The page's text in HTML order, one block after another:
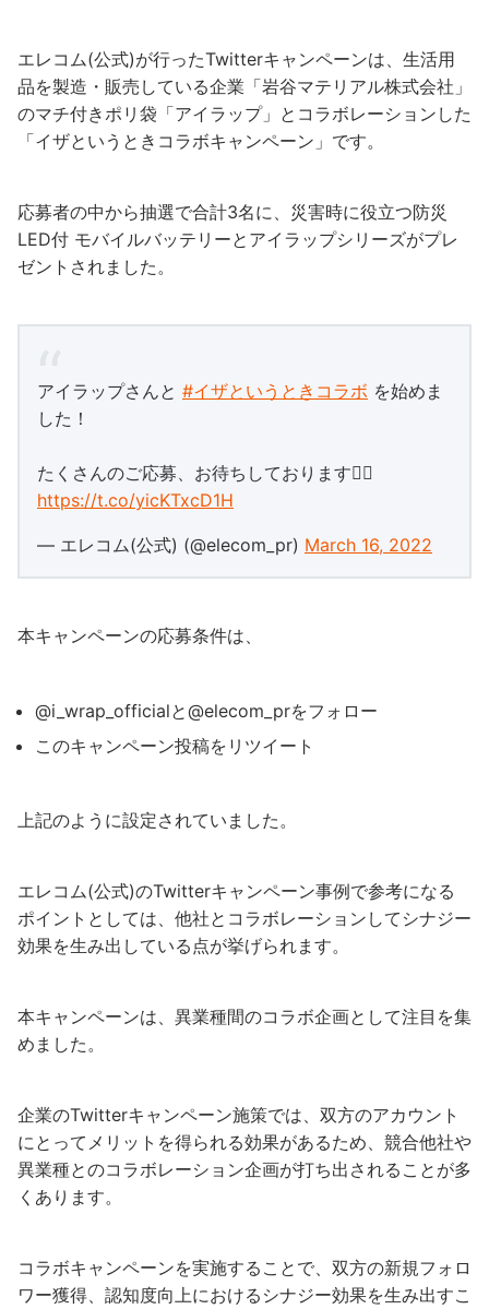
エレコム(公式)が行ったTwitterキャンペーンは、生活用
品を製造・販売している企業「岩谷マテリアル株式会社」
のマチ付きポリ袋「アイラップ」とコラボレーションした
「イザというときコラボキャンペーン」です。
応募者の中から抽選で合計3名に、災害時に役立つ防災
LED付 モバイルバッテリーとアイラップシリーズがプレ
ゼントされました。
アイラップさんと #イザというときコラボ を始めま
した！
たくさんのご応募、お待ちしております🙇‍♂️
https://t.co/yicKTxcD1H
— エレコム(公式) (@elecom_pr) March 16, 2022
本キャンペーンの応募条件は、
@i_wrap_officialと@elecom_prをフォロー
このキャンペーン投稿をリツイート
上記のように設定されていました。
エレコム(公式)のTwitterキャンペーン事例で参考になる
ポイントとしては、他社とコラボレーションしてシナジー
効果を生み出している点が挙げられます。
本キャンペーンは、異業種間のコラボ企画として注目を集
めました。
企業のTwitterキャンペーン施策では、双方のアカウント
にとってメリットを得られる効果があるため、競合他社や
異業種とのコラボレーション企画が打ち出されることが多
くあります。
コラボキャンペーンを実施することで、双方の新規フォロ
ワー獲得、認知度向上におけるシナジー効果を生み出すこ